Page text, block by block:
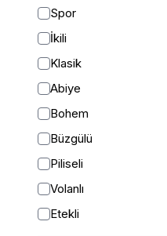
Spor
İkili
Klasik
Abiye
Bohem
Büzgülü
Piliseli
Volanlı
Etekli